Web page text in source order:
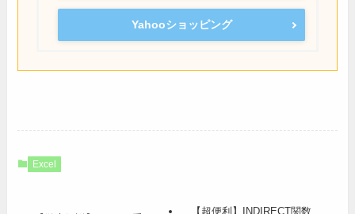
Yahooショッピング
Excel
【超便利】INDIRECT関数